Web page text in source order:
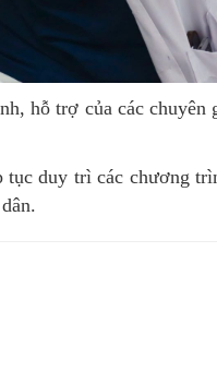
hỗ trợ của các chuyên
duy trì các chương